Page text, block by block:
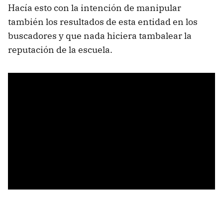
Hacía esto con la intención de manipular
también los resultados de esta entidad en los
buscadores y que nada hiciera tambalear la
reputación de la escuela.